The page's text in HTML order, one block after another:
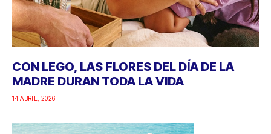
CON LEGO, LAS FLORES DEL DÍA DE LA
MADRE DURAN TODA LA VIDA
14 ABRIL, 2026